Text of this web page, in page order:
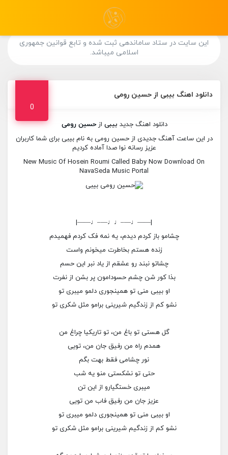
این سایت در ستاد ساماندهی ثبت شده و تابع قوانین جمهوری
اسلامی میباشد.
دانلود اهنگ بیبی از حسین رومی
0
دانلود اهنگ جدید بیبی از حسین رومی
در این ساعت آهنگ جدیدی از حسین رومی به نام بیبی برای شما کاربران
عزیز رسانه نوا صدا آماده کردیم
New Music Of Hosein Roumi Called Baby Now Download On
NavaSeda Music Portal
|——♩—–♩♩—–♩——|
چشامو باز کردم دیدم، یه نمه فک کردم فهمیدم
زنده هستم بخاطرت میخونم واست
چشاتو نبند رو عشقم از یاد نبر این حسم
بذا کور شن چشم حسودامون پر بشن از نفرت
او بیبی منی تو همینجوری دلمو میبری تو
نشو کم از زندگیم شیرینی برامو مثل شکری تو
گل هستی تو باغ من، تو تاریکیا چراغ من
همدم راه من رفیق جان من، تویی
نور چشامی فقط بهت بگم
حتی تو نشکستی منو یه شب
میبری خستگیارو از این تن
عزیز جان من رفیق فاب من تویی
او بیبی منی تو همینجوری دلمو میبری تو
نشو کم از زندگیم شیرینی برامو مثل شکری تو